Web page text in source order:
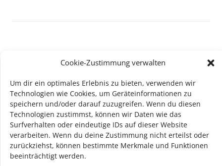
Cookie-Zustimmung verwalten
Um dir ein optimales Erlebnis zu bieten, verwenden wir
Technologien wie Cookies, um Geräteinformationen zu
speichern und/oder darauf zuzugreifen. Wenn du diesen
Technologien zustimmst, können wir Daten wie das
Surfverhalten oder eindeutige IDs auf dieser Website
verarbeiten. Wenn du deine Zustimmung nicht erteilst oder
zurückziehst, können bestimmte Merkmale und Funktionen
beeinträchtigt werden.
TECHNIK SUPPORT GESUCHT!
Das Kulturparkett freut sich stets überehrenamtliche
Mithilfe im Bereich Technik
melden Sie sich unter
info@kulturparkett-rhein-neckar.de
*KULTURTIPP SOMMERPAUSE: FESTIVAL DES DEUTSCHEN FILMS*